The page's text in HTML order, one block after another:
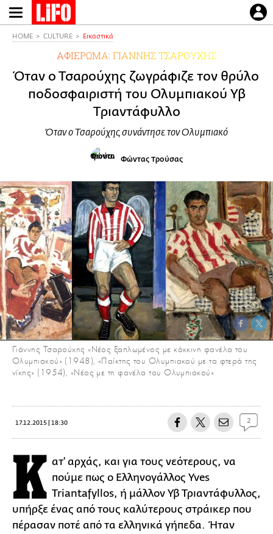
Παράκαμψη
προς
HOME CULTURE Εικαστικά
ΑΦΙΕΡΩΜΑ: ΓΙΑΝΝΗΣ ΤΣΑΡΟΥΧΗΣ
Όταν ο Τσαρούχης ζωγράφιζε τον θρύλο
ποδοσφαιριστή του Ολυμπιακού Υβ
Tριαντάφυλλο
Όταν ο Τσαρούχης συνάντησε τον Ολυμπιακό
Φώντας Τρούσας
Γιάννης Τσαρούχης «Νέος ξαπλωμένος με κόκκινη φανέλα του
Ολυμπιακού» (1948), «Παίκτης του Ολυμπιακού με τα φτερά της
νίκης» (1954), «Νέος με τη φανέλα του Ολυμπιακού»
17.12.2015 | 18:30 2
K ατ' αρχάς, και για τους νεότερους, να
πούμε πως ο Ελληνογάλλος Yves
Triantafyllos, ή μάλλον Υβ Τριαντάφυλλος,
υπήρξε ένας από τους καλύτερους στράικερ που
πέρασαν ποτέ από τα ελληνικά γήπεδα. Ήταν